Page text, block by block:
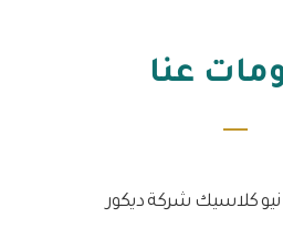
عنا
كلاسيك شركة ديكور